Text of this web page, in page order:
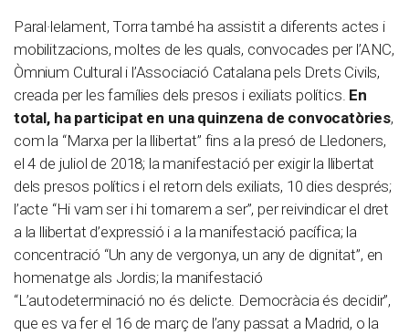
Paral·lelament, Torra també ha assistit a diferents actes i
mobilitzacions, moltes de les quals, convocades per l’ANC,
Òmnium Cultural i l’Associació Catalana pels Drets Civils,
creada per les famílies dels presos i exiliats polítics. En
total, ha participat en una quinzena de convocatòries,
com la “Marxa per la llibertat” fins a la presó de Lledoners,
el 4 de juliol de 2018; la manifestació per exigir la llibertat
dels presos polítics i el retorn dels exiliats, 10 dies després;
l’acte “Hi vam ser i hi tornarem a ser”, per reivindicar el dret
a la llibertat d’expressió i a la manifestació pacífica; la
concentració “Un any de vergonya, un any de dignitat”, en
homenatge als Jordis; la manifestació
“L’autodeterminació no és delicte. Democràcia és decidir”,
que es va fer el 16 de març de l’any passat a Madrid, o la